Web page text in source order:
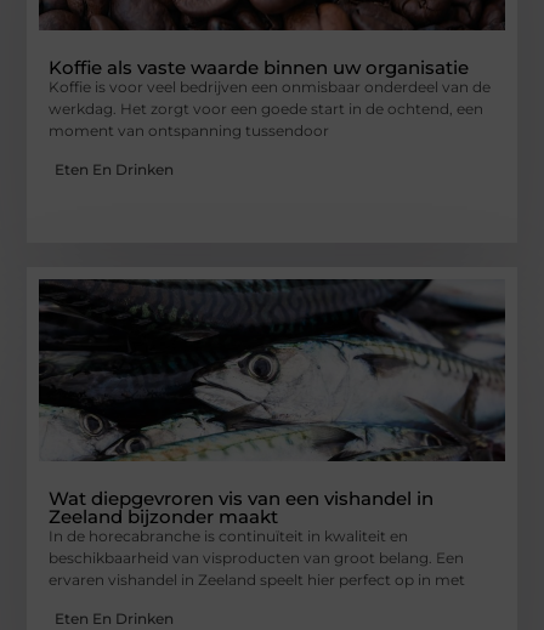
Koffie als vaste waarde binnen uw organisatie
Koffie is voor veel bedrijven een onmisbaar onderdeel van de
werkdag. Het zorgt voor een goede start in de ochtend, een
moment van ontspanning tussendoor
Eten En Drinken
Wat diepgevroren vis van een vishandel in
Zeeland bijzonder maakt
In de horecabranche is continuïteit in kwaliteit en
beschikbaarheid van visproducten van groot belang. Een
ervaren vishandel in Zeeland speelt hier perfect op in met
Eten En Drinken